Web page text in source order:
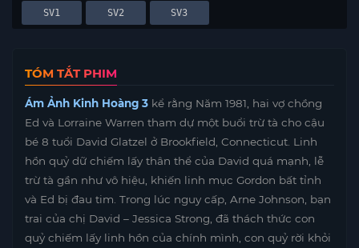
SV1 SV2 SV3
TÓM TẮT PHIM
Ám Ảnh Kinh Hoàng 3 kể rằng Năm 1981, hai vợ chồng
Ed và Lorraine Warren tham dự một buổi trừ tà cho cậu
bé 8 tuổi David Glatzel ở Brookfield, Connecticut. Linh
hồn quỷ dữ chiếm lấy thân thể của David quá mạnh, lễ
trừ tà gần như vô hiệu, khiến linh mục Gordon bất tỉnh
và Ed bị đau tim. Trong lúc nguy cấp, Arne Johnson, bạn
trai của chị David – Jessica Strong, đã thách thức con
quỷ chiếm lấy linh hồn của chính mình, con quỷ rời khỏi